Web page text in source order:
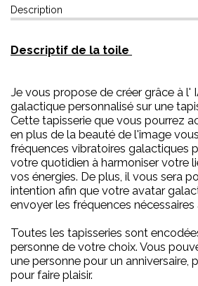
Description
Descriptif de la toile
Je vous propose de créer grâce à l'
galactique personnalisé sur une
Cette tapisserie que vous pourrez
en plus de la beauté de l'image
fréquences vibratoires galactiques
votre quotidien à harmoniser votre
vos énergies. De plus, il vous sera
intention afin que votre avatar
envoyer les fréquences
Toutes les tapisseries sont
personne de votre choix. Vous
une personne pour un anniversaire,
pour faire plaisir.